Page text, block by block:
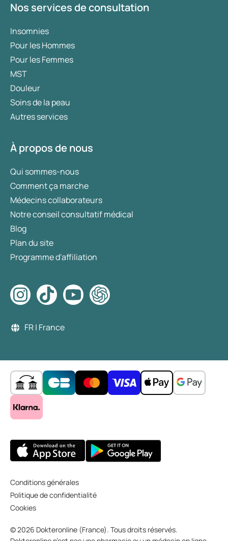
Nos services de consultation
Insomnies
Pour les Hommes
Pour les Femmes
MST
Douleur
Soins de la peau
Autres services
À propos de nous
Qui sommes-nous
Comment ça marche
Médecins collaborateurs
Notre conseil consultatif médical
Blog
Plan du site
Programme d'affiliation
FR | France
Conditions générales
Politique de confidentialité
Cookies
© 2026 Dokteronline (France). Tous droits réservés.